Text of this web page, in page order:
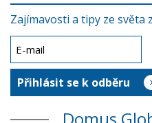
Zajímavosti a tipy ze